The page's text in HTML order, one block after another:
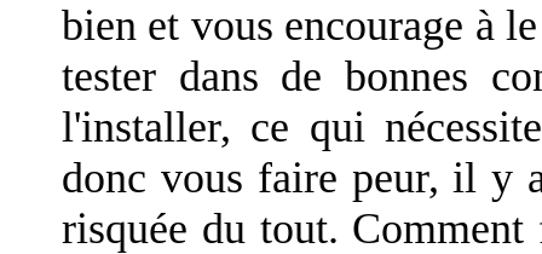
bien et vous encourage à
tester dans de bonnes
l'installer, ce qui
donc vous faire peur, il y
risquée du tout.